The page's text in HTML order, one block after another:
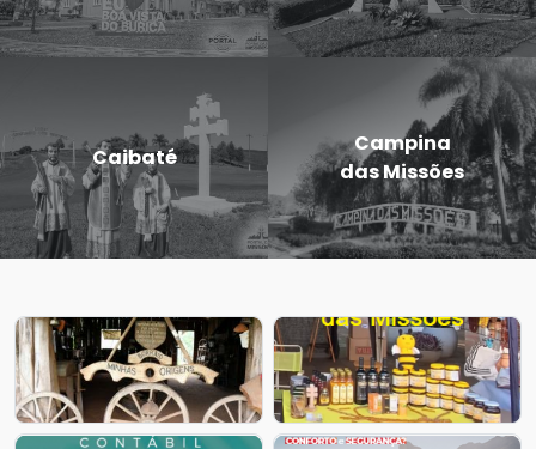
Caibaté
Campina
das Missões